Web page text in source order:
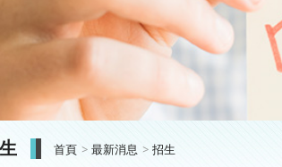
首頁 最新消息 招生